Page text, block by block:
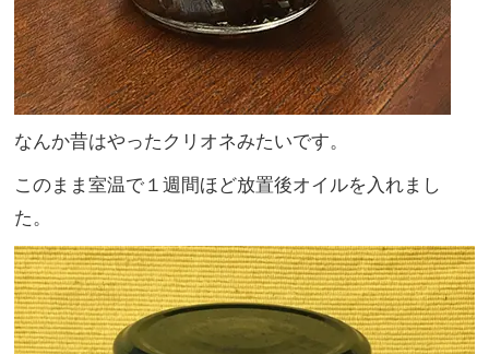
なんか昔はやったクリオネみたいです。
このまま室温で１週間ほど放置後オイルを入れまし
た。